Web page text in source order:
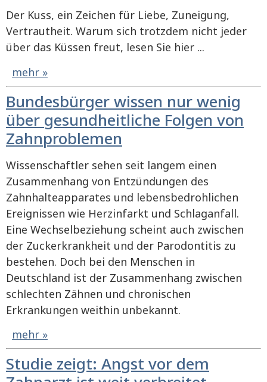
Der Kuss, ein Zeichen für Liebe, Zuneigung,
Vertrautheit. Warum sich trotzdem nicht jeder
über das Küssen freut, lesen Sie hier ...
mehr »
Bundesbürger wissen nur wenig
über gesundheitliche Folgen von
Zahnproblemen
Wissenschaftler sehen seit langem einen
Zusammenhang von Entzündungen des
Zahnhalteapparates und lebensbedrohlichen
Ereignissen wie Herzinfarkt und Schlaganfall.
Eine Wechselbeziehung scheint auch zwischen
der Zuckerkrankheit und der Parodontitis zu
bestehen. Doch bei den Menschen in
Deutschland ist der Zusammenhang zwischen
schlechten Zähnen und chronischen
Erkrankungen weithin unbekannt.
mehr »
Studie zeigt: Angst vor dem